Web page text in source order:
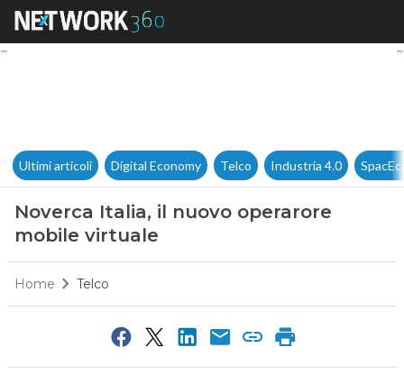
Noverca Italia, il nuovo
Ultimi articoli Digital Economy Telco Industria 4.0
Noverca Italia, il nuovo operarore
mobile virtuale
Home Telco